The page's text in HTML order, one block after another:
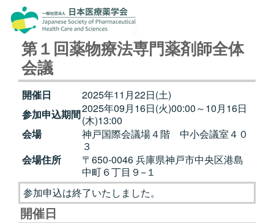
第１回薬物療法専門薬剤師全体
会議
開催日
2025年11月22日(土)
参加申込期間2025年09月16日(火)00:00～10月16日
(木)13:00
会場
神戸国際会議場４階 中小会議室４０
３
会場住所
〒650-0046 兵庫県神戸市中央区港島
中町６丁目９−１
参加申込は終了いたしました。
開催日